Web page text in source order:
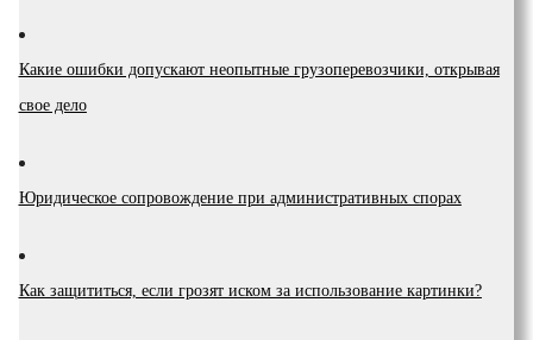
Какие ошибки допускают неопытные грузоперевозчики, открывая
свое дело
Юридическое сопровождение при административных спорах
Как защититься, если грозят иском за использование картинки?